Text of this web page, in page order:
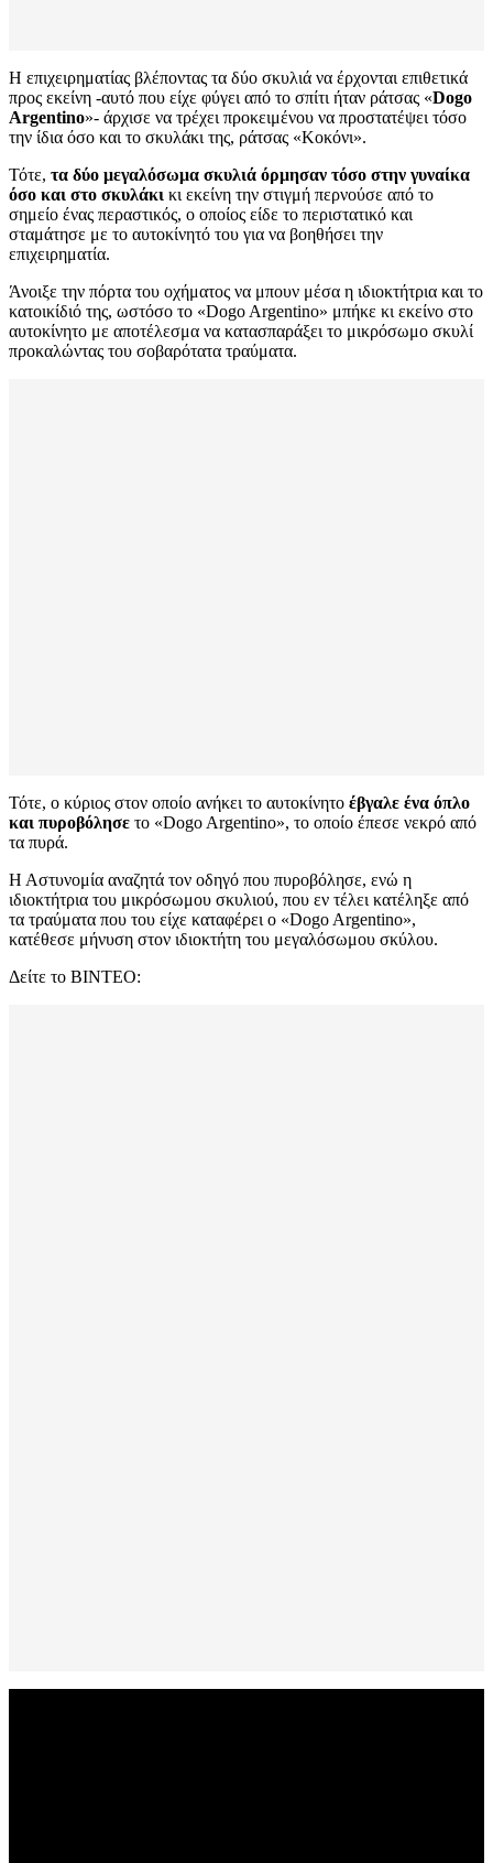
Η επιχειρηματίας βλέποντας τα δύο σκυλιά να έρχονται επιθετικά
προς εκείνη -αυτό που είχε φύγει από το σπίτι ήταν ράτσας «Dogo
Argentino»- άρχισε να τρέχει προκειμένου να προστατέψει τόσο
την ίδια όσο και το σκυλάκι της, ράτσας «Κοκόνι».
Τότε, τα δύο μεγαλόσωμα σκυλιά όρμησαν τόσο στην γυναίκα
όσο και στο σκυλάκι κι εκείνη την στιγμή περνούσε από το
σημείο ένας περαστικός, ο οποίος είδε το περιστατικό και
σταμάτησε με το αυτοκίνητό του για να βοηθήσει την
επιχειρηματία.
Άνοιξε την πόρτα του οχήματος να μπουν μέσα η ιδιοκτήτρια και το
κατοικίδιό της, ωστόσο το «Dogo Argentino» μπήκε κι εκείνο στο
αυτοκίνητο με αποτέλεσμα να κατασπαράξει το μικρόσωμο σκυλί
προκαλώντας του σοβαρότατα τραύματα.
Τότε, ο κύριος στον οποίο ανήκει το αυτοκίνητο έβγαλε ένα όπλο
και πυροβόλησε το «Dogo Argentino», το οποίο έπεσε νεκρό από
τα πυρά.
Η Αστυνομία αναζητά τον οδηγό που πυροβόλησε, ενώ η
ιδιοκτήτρια του μικρόσωμου σκυλιού, που εν τέλει κατέληξε από
τα τραύματα που του είχε καταφέρει ο «Dogo Argentino»,
κατέθεσε μήνυση στον ιδιοκτήτη του μεγαλόσωμου σκύλου.
Δείτε το ΒΙΝΤΕΟ: